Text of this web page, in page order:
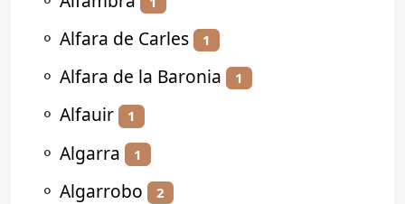
⚬ Alfara de Carles 1
⚬ Alfara de la Baronia 1
⚬ Alfauir 1
⚬ Algarra 1
⚬ Algarrobo 2